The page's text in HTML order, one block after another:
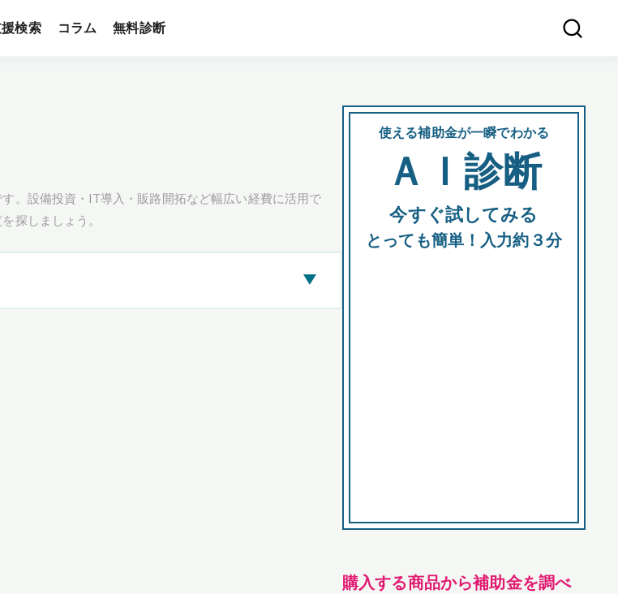
検索 コラム 無料診断
。設備投資・IT導入・販路開拓など幅広い経費に活用で
探しましょう。
▶
使える補助金が一瞬でわかる
ＡＩ診断
今すぐ試してみる
とっても簡単！入力約３分
購入する商品から補助金を調べ